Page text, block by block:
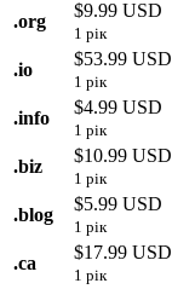
.org
$9.99 USD
1 рік
.io
$53.99 USD
1 рік
.info
$4.99 USD
1 рік
.biz
$10.99 USD
1 рік
.blog
$5.99 USD
1 рік
.ca
$17.99 USD
1 рік